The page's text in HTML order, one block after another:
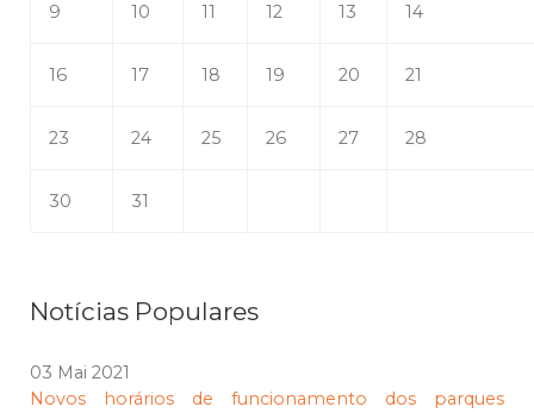
9 10 11 12 13 14
16 17 18 19 20 21
23 24 25 26 27 28
30 31
Notícias Populares
03 Mai 2021
Novos horários de funcionamento dos parques